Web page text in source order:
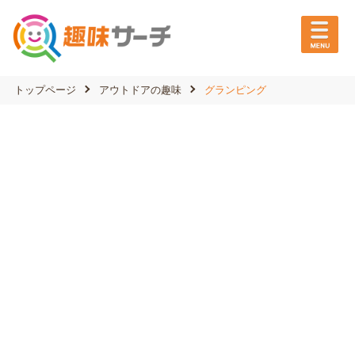
トップページ アウトドアの趣味 グランピング